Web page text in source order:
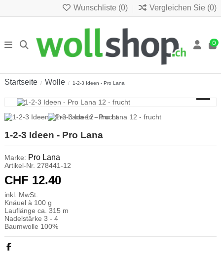
Wunschliste (0) Vergleichen Sie (0)
0
Startseite Wolle 1-2-3 Ideen - Pro Lana
1-2-3 Ideen - Pro Lana
Marke: Pro Lana
Artikel-Nr. 278441-12
CHF 12.40
inkl. MwSt.
Knäuel à 100 g
Lauflänge ca. 315 m
Nadelstärke 3 - 4
Baumwolle 100%